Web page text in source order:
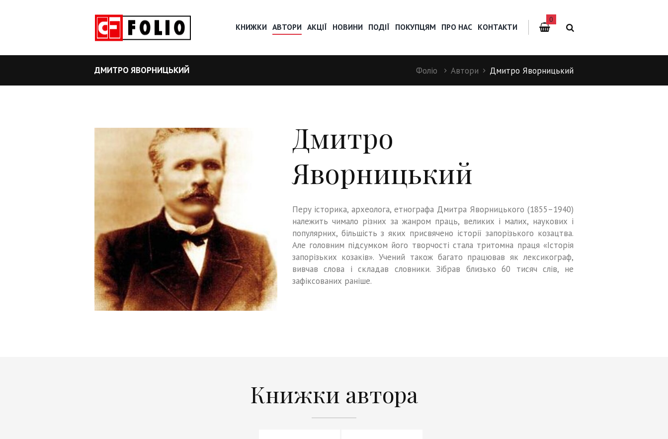
КНИЖКИ АВТОРИ АКЦІЇ НОВИНИ ПОДІЇ ПОКУПЦЯМ ПРО НАС КОНТАКТИ
0
ДМИТРО ЯВОРНИЦЬКИЙ Фоліо Автори Дмитро Яворницький
Дмитро
Яворницький
Перу історика, археолога, етнографа Дмитра Яворницького (1855–1940)
належить чимало різних за жанром праць, великих і малих, наукових і
популярних, більшість з яких присвячено історії запорізького козацтва.
Але головним підсумком його творчості стала тритомна праця «Історія
запорізьких козаків». Учений також багато працював як лексикограф,
вивчав слова і складав словники. Зібрав близько 60 тисяч слів, не
зафіксованих раніше.
Книжки автора